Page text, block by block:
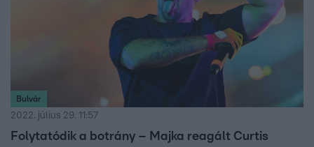
Bulvár
2022. július 29. 11:57
Folytatódik a botrány – Majka reagált Curtis